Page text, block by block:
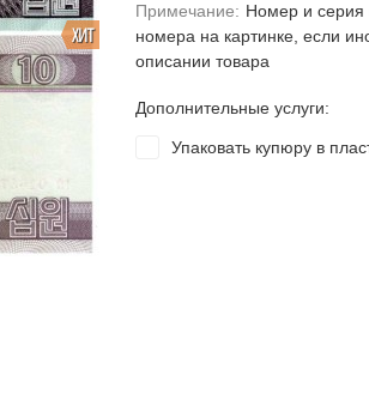
ХИТ
Примечание: Номер и серия
номера на картинке, если
описании товара
Дополнительные услуги:
Упаковать купюру в